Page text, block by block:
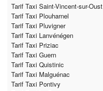
Tarif Taxi Saint-Vincent-sur-Oust
Tarif Taxi Plouharnel
Tarif Taxi Pluvigner
Tarif Taxi Lanvénégen
Tarif Taxi Priziac
Tarif Taxi Guern
Tarif Taxi Quistinic
Tarif Taxi Malguénac
Tarif Taxi Pontivy